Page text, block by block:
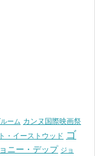
ーム カンヌ国際映画祭
・イーストウッド ゴ
ニー・デップ ジョ